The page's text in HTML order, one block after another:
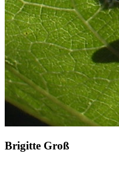
Brigitte Groß